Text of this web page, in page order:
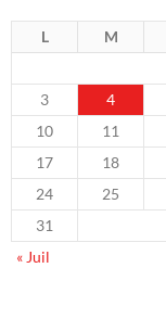
L M
3
4
10
11
17
18
24
25
31
« Juil